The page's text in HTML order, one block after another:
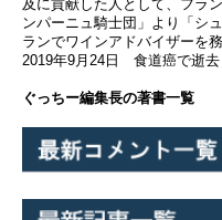
及に貢献した人として、フラ
ンパーニュ騎士団」より「シ
ランでワインアドバイザーを務
2019年9月24日 食道癌で逝
ぐっちー編集長の著書一覧